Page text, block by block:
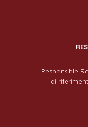
Responsible
di